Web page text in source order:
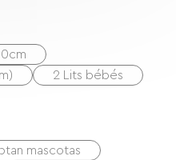
2 Lits bébés
mascotas